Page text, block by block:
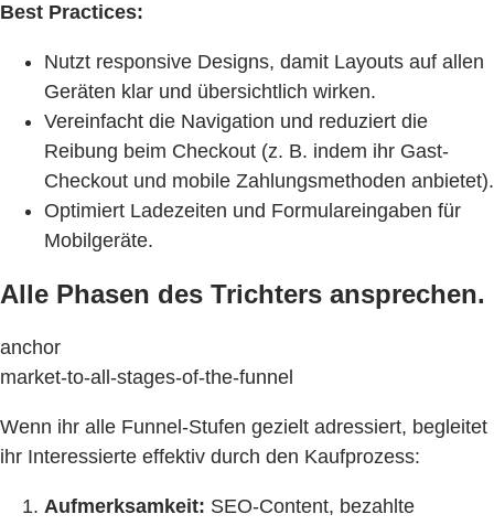
Best Practices:
Nutzt responsive Designs, damit Layouts auf allen
Geräten klar und übersichtlich wirken.
Vereinfacht die Navigation und reduziert die
Reibung beim Checkout (z. B. indem ihr Gast-
Checkout und mobile Zahlungsmethoden anbietet).
Optimiert Ladezeiten und Formulareingaben für
Mobilgeräte.
Alle Phasen des Trichters ansprechen.
anchor
market-to-all-stages-of-the-funnel
Wenn ihr alle Funnel-Stufen gezielt adressiert, begleitet
ihr Interessierte effektiv durch den Kaufprozess:
Aufmerksamkeit: SEO-Content, bezahlte